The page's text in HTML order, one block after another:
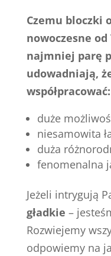
Czemu bloczki
nowoczesne od
najmniej parę
udowadniają,
współpracować:
duże
niesamowita
duża
fenomenalna
Jeżeli intrygują
gładkie –
Rozwiejemy
odpowiemy na